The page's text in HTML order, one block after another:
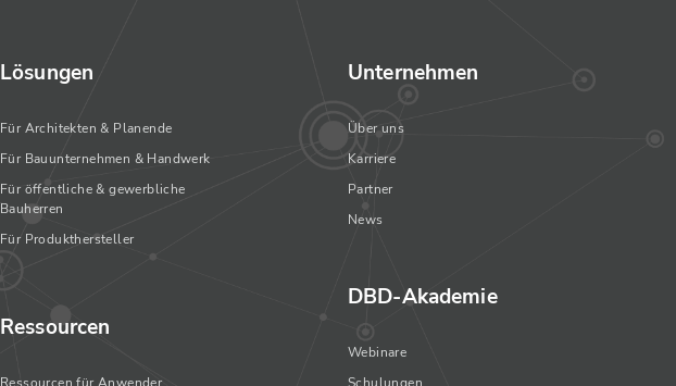
Lösungen
Für Architekten & Planende
Für Bauunternehmen & Handwerk
Für öffentliche & gewerbliche
Bauherren
Für Produkthersteller
Ressourcen
Unternehmen
Über uns
Karriere
Partner
News
DBD-Akademie
Webinare